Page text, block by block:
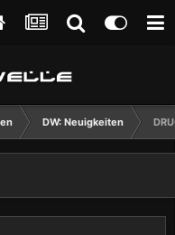
DW: Neuigkeiten